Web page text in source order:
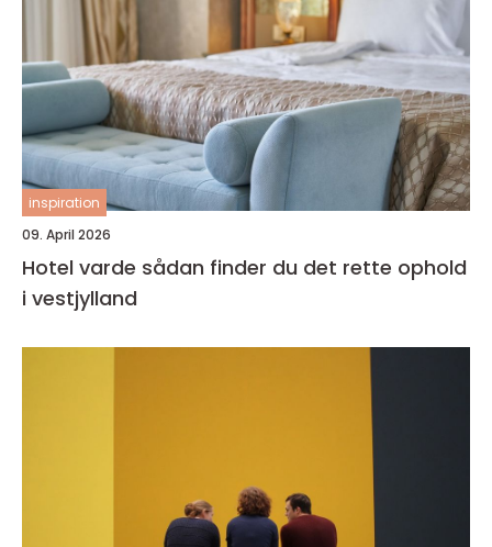
inspiration
09. April 2026
Hotel varde sådan finder du det rette ophold
i vestjylland